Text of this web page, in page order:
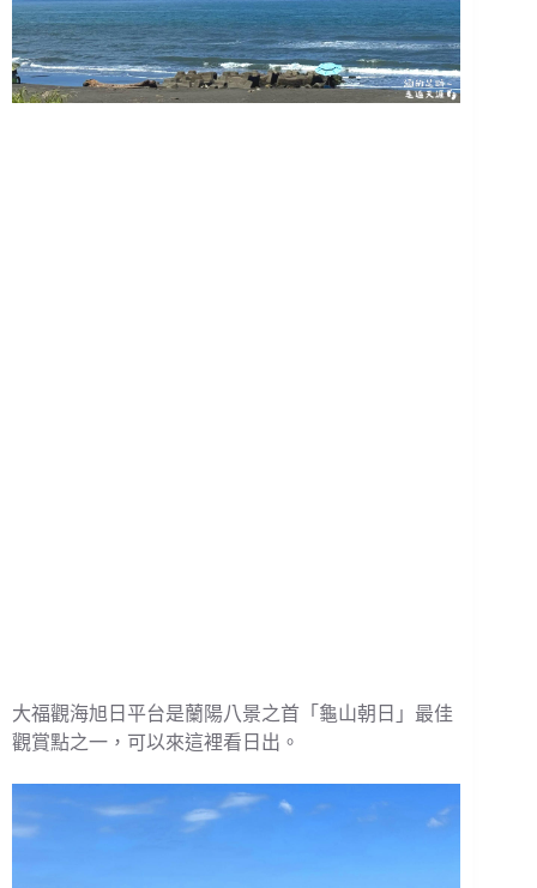
大福觀海旭日平台是蘭陽八景之首「龜山朝日」最佳
觀賞點之一，可以來這裡看日出。